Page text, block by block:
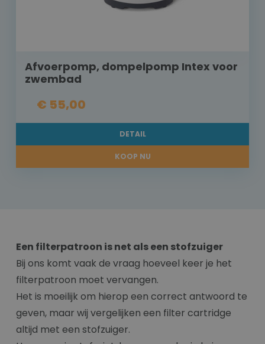
Afvoerpomp, dompelpomp Intex voor
zwembad
€ 55,00
DETAIL
KOOP NU
Een filterpatroon is net als een stofzuiger
Bij ons komt vaak de vraag hoeveel keer je het
filterpatroon moet vervangen.
Het is moeilijk om hierop een correct antwoord te
geven, maar wij vergelijken een filter cartridge
altijd met een stofzuiger.